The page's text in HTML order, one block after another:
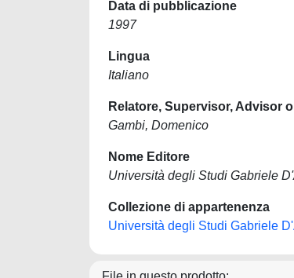
Data di pubblicazione
1997
Lingua
Italiano
Relatore, Supervisor, Advisor
Gambi, Domenico
Nome Editore
Università degli Studi Gabriele
Collezione di appartenenza
Università degli Studi Gabriele